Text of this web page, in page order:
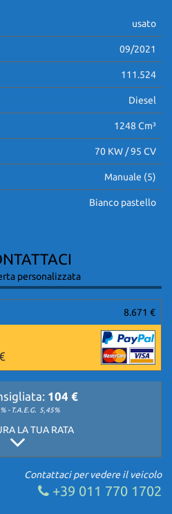
usato
09/2021
111.524
Diesel
1248 Cm³
70 KW / 95 CV
Manuale (5)
Bianco pastello
personalizzata
8.671 €
104 €
- T.A.E.G. 5,45%
LA TUA RATA
Contattaci per vedere il veicolo
+39 011 770 1702